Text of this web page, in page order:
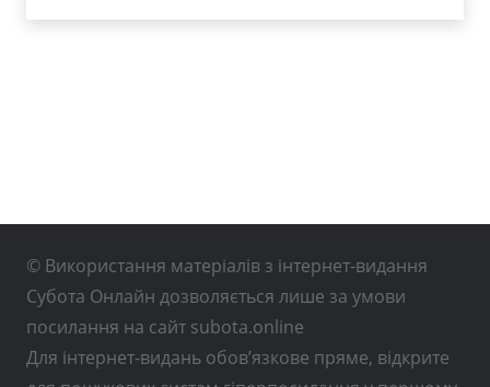
© Використання матеріалів з інтернет-видання
Субота Онлайн дозволяється лише за умови
посилання на сайт subota.online
Для інтернет-видань обов’язкове пряме, відкрите